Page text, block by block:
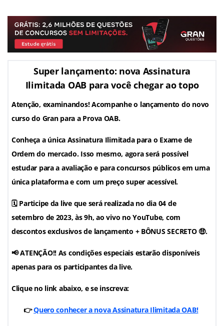
Super lançamento: nova Assinatura
Ilimitada OAB para você chegar ao topo
Atenção, examinandos! Acompanhe o lançamento do novo
curso do Gran para a Prova OAB.
Conheça a única Assinatura Ilimitada para o Exame de
Ordem do mercado. Isso mesmo, agora será possível
estudar para a avaliação e para concursos públicos em uma
única plataforma e com um preço super acessível.
🗓️ Participe da live que será realizada no dia 04 de
setembro de 2023, às 9h, ao vivo no YouTube, com
descontos exclusivos de lançamento + BÔNUS SECRETO 🤑.
📢 ATENÇÃO!! As condições especiais estarão disponíveis
apenas para os participantes da live.
Clique no link abaixo, e se inscreva:
👉Quero conhecer a nova Assinatura Ilimitada OAB!